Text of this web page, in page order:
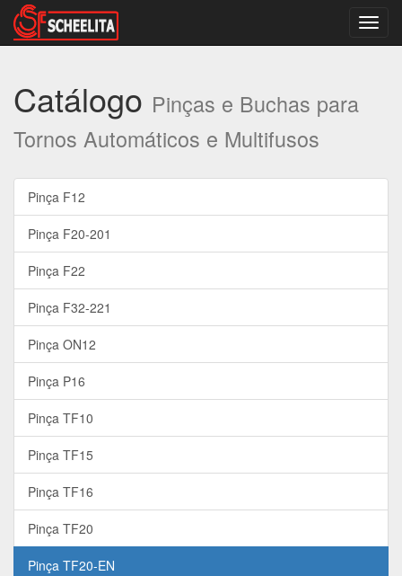
Catálogo Pinças e Buchas para
Tornos Automáticos e Multifusos
Pinça F12
Pinça F20-201
Pinça F22
Pinça F32-221
Pinça ON12
Pinça P16
Pinça TF10
Pinça TF15
Pinça TF16
Pinça TF20
Pinça TF20-EN